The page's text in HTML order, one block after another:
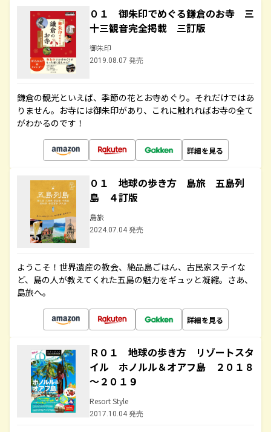
０１ 御朱印でめぐる鎌倉のお寺 三
十三観音完全掲載 三訂版
御朱印
2019.08.07 発売
鎌倉の観光といえば、季節の花とお寺めぐり。それだけではあ
りません。お寺には御朱印があり、これに触れればお寺の全て
がわかるのです！
詳細を見る
０１ 地球の歩き方 島旅 五島列
島 ４訂版
島旅
2024.07.04 発売
ようこそ！世界遺産の教会、絶品島ごはん、古民家ステイな
ど、島の人が教えてくれた五島の魅力をギュッと凝縮。さあ、
島旅へ。
詳細を見る
Ｒ０１ 地球の歩き方 リゾートスタ
イル ホノルル＆オアフ島 ２０１８
～２０１９
Resort Style
2017.10.04 発売